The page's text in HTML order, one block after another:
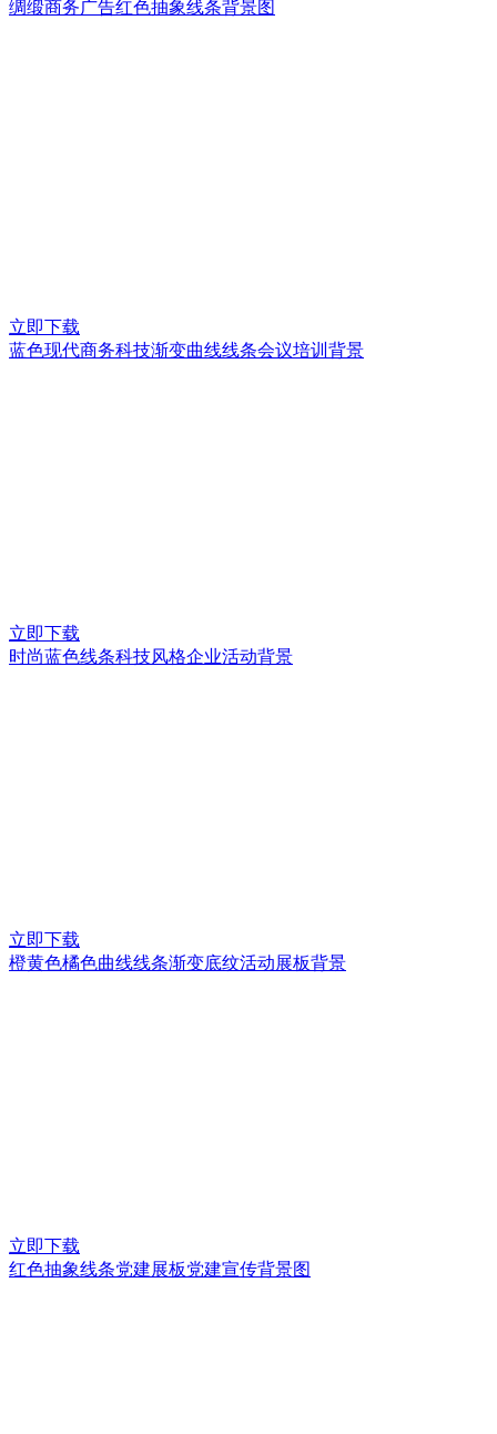
绸缎商务广告红色抽象线条背景图
立即下载
蓝色现代商务科技渐变曲线线条会议培训背景
立即下载
时尚蓝色线条科技风格企业活动背景
立即下载
橙黄色橘色曲线线条渐变底纹活动展板背景
立即下载
红色抽象线条党建展板党建宣传背景图